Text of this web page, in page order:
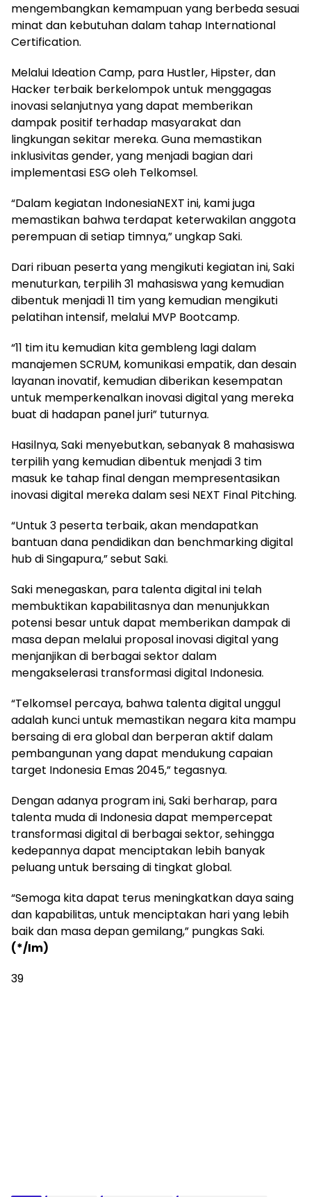
mengembangkan kemampuan yang berbeda sesuai
minat dan kebutuhan dalam tahap International
Certification.
Melalui Ideation Camp, para Hustler, Hipster, dan
Hacker terbaik berkelompok untuk menggagas
inovasi selanjutnya yang dapat memberikan
dampak positif terhadap masyarakat dan
lingkungan sekitar mereka. Guna memastikan
inklusivitas gender, yang menjadi bagian dari
implementasi ESG oleh Telkomsel.
“Dalam kegiatan IndonesiaNEXT ini, kami juga
memastikan bahwa terdapat keterwakilan anggota
perempuan di setiap timnya,” ungkap Saki.
Dari ribuan peserta yang mengikuti kegiatan ini, Saki
menuturkan, terpilih 31 mahasiswa yang kemudian
dibentuk menjadi 11 tim yang kemudian mengikuti
pelatihan intensif, melalui MVP Bootcamp.
“11 tim itu kemudian kita gembleng lagi dalam
manajemen SCRUM, komunikasi empatik, dan desain
layanan inovatif, kemudian diberikan kesempatan
untuk memperkenalkan inovasi digital yang mereka
buat di hadapan panel juri” tuturnya.
Hasilnya, Saki menyebutkan, sebanyak 8 mahasiswa
terpilih yang kemudian dibentuk menjadi 3 tim
masuk ke tahap final dengan mempresentasikan
inovasi digital mereka dalam sesi NEXT Final Pitching.
“Untuk 3 peserta terbaik, akan mendapatkan
bantuan dana pendidikan dan benchmarking digital
hub di Singapura,” sebut Saki.
Saki menegaskan, para talenta digital ini telah
membuktikan kapabilitasnya dan menunjukkan
potensi besar untuk dapat memberikan dampak di
masa depan melalui proposal inovasi digital yang
menjanjikan di berbagai sektor dalam
mengakselerasi transformasi digital Indonesia.
“Telkomsel percaya, bahwa talenta digital unggul
adalah kunci untuk memastikan negara kita mampu
bersaing di era global dan berperan aktif dalam
pembangunan yang dapat mendukung capaian
target Indonesia Emas 2045,” tegasnya.
Dengan adanya program ini, Saki berharap, para
talenta muda di Indonesia dapat mempercepat
transformasi digital di berbagai sektor, sehingga
kedepannya dapat menciptakan lebih banyak
peluang untuk bersaing di tingkat global.
“Semoga kita dapat terus meningkatkan daya saing
dan kapabilitas, untuk menciptakan hari yang lebih
baik dan masa depan gemilang,” pungkas Saki.
(*/Im)
39